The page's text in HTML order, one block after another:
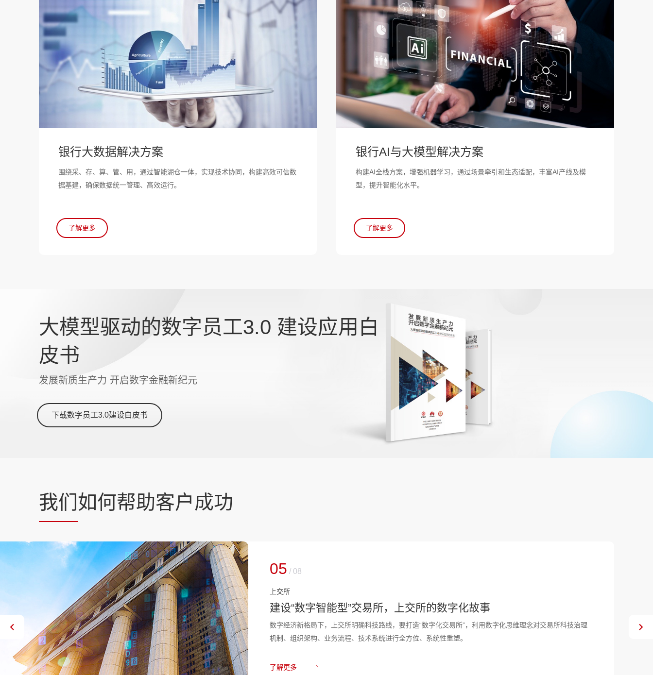
银行大数据解决方案
围绕采、存、算、管、用，通过智能湖仓一体，实现技术协同，构建高效可信数
据基建，确保数据统一管理、高效运行。
了解更多
银行AI与大模型解决方案
构建AI全栈方案，增强机器学习，通过场景牵引和生态适配，丰富AI产线及模
型，提升智能化水平。
了解更多
大模型驱动的数字员工3.0 建设应用白
皮书
发展新质生产力 开启数字金融新纪元
下载数字员工3.0建设白皮书
我们如何帮助客户成功
05 / 08
上交所
建设“数字智能型”交易所，上交所的数字化故事
数字经济新格局下，上交所明确科技路线，要打造“数字化交易所”，利用数字化思维理念对交易所科技治理
机制、组织架构、业务流程、技术系统进行全方位、系统性重塑。
了解更多